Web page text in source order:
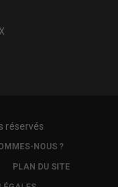
réservés
NOUS ?
PLAN DU SITE